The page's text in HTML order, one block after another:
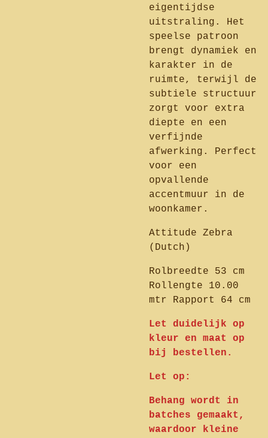
eigentijdse
uitstraling. Het
speelse patroon
brengt dynamiek en
karakter in de
ruimte, terwijl de
subtiele structuur
zorgt voor extra
diepte en een
verfijnde
afwerking. Perfect
voor een
opvallende
accentmuur in de
woonkamer.
Attitude Zebra
(Dutch)
Rolbreedte 53 cm
Rollengte 10.00
mtr Rapport 64 cm
Let duidelijk op
kleur en maat op
bij bestellen.
Let op:
Behang wordt in
batches gemaakt,
waardoor kleine